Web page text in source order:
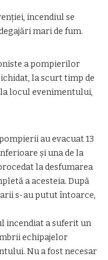
incendiul se
mari de fum.
a pompierilor
la scurt timp de
locul evenimentului,
au evacuat 13
și una de la
la desfumarea
a acesteia. După
s-au putut întoarce,
incendiat a suferit un
echipajelor
Nu a fost necesar